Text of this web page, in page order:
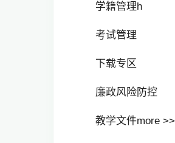
学籍管理h
考试管理
下载专区
廉政风险防控
教学文件more >>